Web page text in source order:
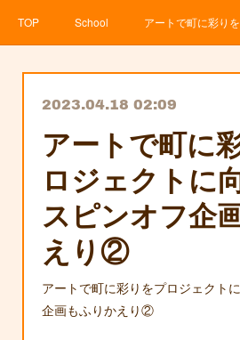
TOP School アートで町に彩り
2023.04.18 02:09
アートで町に
ロジェクトに
スピンオフ企
えり②
アートで町に彩りをプロジェクト
企画もふりかえり②